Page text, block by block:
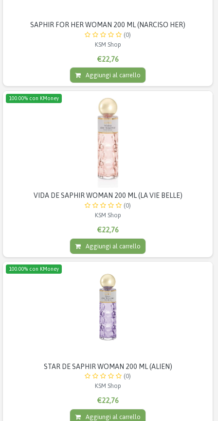
SAPHIR FOR HER WOMAN 200 ML (NARCISO HER)
(0)
KSM Shop
€22,76
Aggiungi al carrello
100.00% con KMoney
VIDA DE SAPHIR WOMAN 200 ML (LA VIE BELLE)
(0)
KSM Shop
€22,76
Aggiungi al carrello
100.00% con KMoney
STAR DE SAPHIR WOMAN 200 ML (ALIEN)
(0)
KSM Shop
€22,76
Aggiungi al carrello